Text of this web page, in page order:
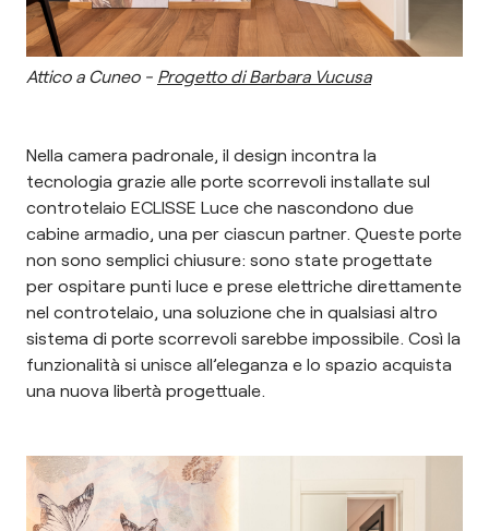
Attico a Cuneo - Progetto di Barbara Vucusa
Nella camera padronale, il design incontra la
tecnologia grazie alle porte scorrevoli installate sul
controtelaio ECLISSE Luce che nascondono due
cabine armadio, una per ciascun partner. Queste porte
non sono semplici chiusure: sono state progettate
per ospitare punti luce e prese elettriche direttamente
nel controtelaio, una soluzione che in qualsiasi altro
sistema di porte scorrevoli sarebbe impossibile. Così la
funzionalità si unisce all’eleganza e lo spazio acquista
una nuova libertà progettuale.